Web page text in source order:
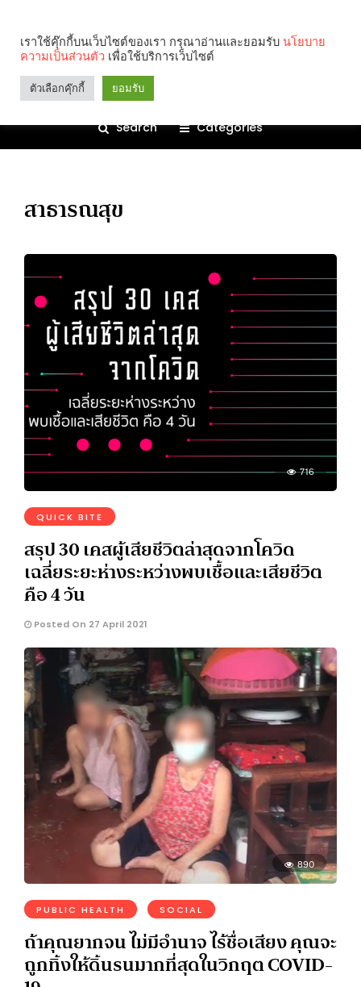
Search Categories
สาธารณสุข
716
QUICK BITE
สรุป 30 เคสผู้เสียชีวิตล่าสุดจากโควิด
เฉลี่ยระยะห่างระหว่างพบเชื้อและเสียชีวิต
คือ 4 วัน
Posted On 27 April 2021
890
PUBLIC HEALTH SOCIAL
ถ้าคุณยากจน ไม่มีอำนาจ ไร้ชื่อเสียง คุณจะ
ถูกทิ้งให้ดิ้นรนมากที่สุดในวิกฤต COVID-
เราใช้คุ๊กกี้บนเว็บไซต์ของเรา กรุณาอ่านและยอมรับ นโยบาย
ความเป็นส่วนตัว เพื่อใช้บริการเว็บไซต์
ตัวเลือกคุ๊กกี้ ยอมรับ